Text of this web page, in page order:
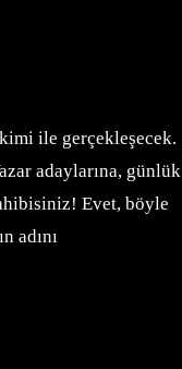
ile gerçekleşecek.
adaylarına, günlük
Evet, böyle
adını